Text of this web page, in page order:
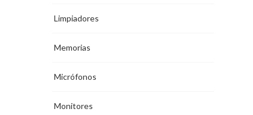
Limpiadores
Memorias
Micrófonos
Monitores